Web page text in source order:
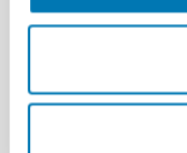
Municipalità
Politici